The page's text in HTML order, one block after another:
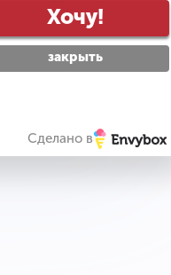
данных
посещения
Хочу!
закрыть
Сделано в